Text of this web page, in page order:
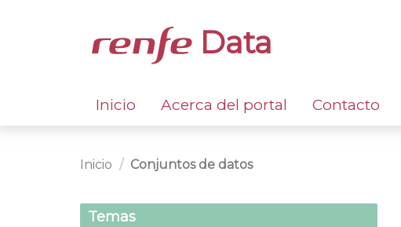
Data
Inicio Acerca del portal Contacto
Inicio Conjuntos de datos
Temas